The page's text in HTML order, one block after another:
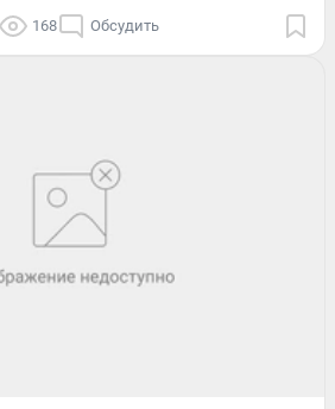
168 Обсудить